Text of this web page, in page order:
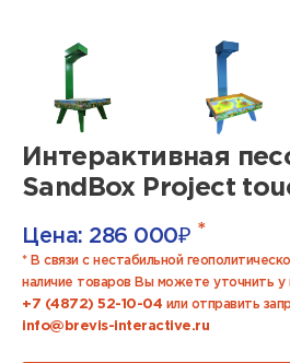
Интерактивная
SandBox Project
Цена: 286 000₽ *
* В связи с нестабильной
наличие товаров Вы можете уточнить
+7 (4872) 52-10-04 или отправить
info@brevis-interactive.ru